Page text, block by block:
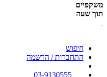
משקפיים
תוך שעה
חיפוש
התחברות / הרשמה